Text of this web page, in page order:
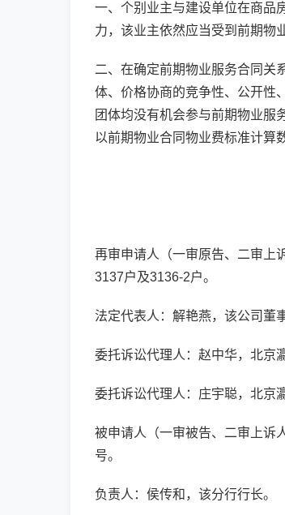
一、个别业主与建设单位在商品
力，该业主依然应当受到前期物
二、在确定前期物业服务合同关
体、价格协商的竞争性、公开性
团体均没有机会参与前期物业服
以前期物业合同物业费标准计算
再审申请人（一审原告、二审上
3137户及3136-2户。
法定代表人：解艳燕，该公司董
委托诉讼代理人：赵中华，北京
委托诉讼代理人：庄宇聪，北京
被申请人（一审被告、二审上诉
号。
负责人：侯传和，该分行行长。